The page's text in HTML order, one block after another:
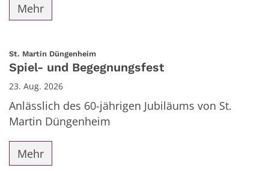
Mehr
St. Martin Düngenheim:
Spiel- und Begegnungsfest
23. Aug. 2026
Anlässlich des 60-jährigen Jubiläums von St.
Martin Düngenheim
Mehr